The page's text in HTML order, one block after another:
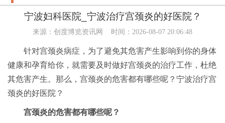
宁波妇科医院_宁波治疗宫颈炎的好医院？
来源： 创度博览资讯网 时间：2026-08-07 20:06:48
针对宫颈炎病症，为了避免其危害产生影响到你的身体
健康和孕育给你，就需要及时做好宫颈炎的治疗工作，杜绝
其危害产生。那么，宫颈炎的危害都有哪些呢？宁波治疗宫
颈炎的好医院？
宫颈炎的危害都有哪些呢？